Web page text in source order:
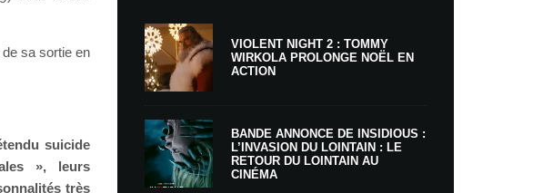
sa sortie en
suicide
», leurs
très
VIOLENT NIGHT 2 : TOMMY
WIRKOLA PROLONGE NOËL EN
ACTION
BANDE ANNONCE DE INSIDIOUS :
L’INVASION DU LOINTAIN : LE
RETOUR DU LOINTAIN AU
CINÉMA